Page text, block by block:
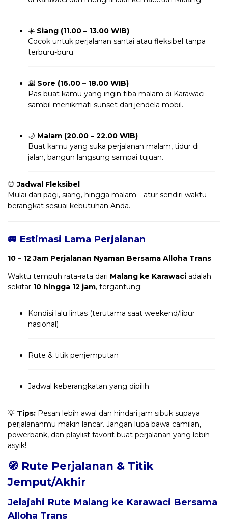
☀️ Siang (11.00 – 13.00 WIB)
Cocok untuk perjalanan santai atau fleksibel tanpa
terburu-buru.
🌇 Sore (16.00 – 18.00 WIB)
Pas buat kamu yang ingin tiba malam di Karawaci
sambil menikmati sunset dari jendela mobil.
🌙 Malam (20.00 – 22.00 WIB)
Buat kamu yang suka perjalanan malam, tidur di
jalan, bangun langsung sampai tujuan.
⏰Jadwal Fleksibel
Mulai dari pagi, siang, hingga malam—atur sendiri waktu
berangkat sesuai kebutuhan Anda.
🚐 Estimasi Lama Perjalanan
10 – 12 Jam Perjalanan Nyaman Bersama Alloha Trans
Waktu tempuh rata-rata dari Malang ke Karawaci adalah
sekitar 10 hingga 12 jam, tergantung:
Kondisi lalu lintas (terutama saat weekend/libur
nasional)
Rute & titik penjemputan
Jadwal keberangkatan yang dipilih
💡 Tips: Pesan lebih awal dan hindari jam sibuk supaya
perjalananmu makin lancar. Jangan lupa bawa camilan,
powerbank, dan playlist favorit buat perjalanan yang lebih
asyik!
🧭 Rute Perjalanan & Titik
Jemput/Akhir
Jelajahi Rute Malang ke Karawaci Bersama
Alloha Trans